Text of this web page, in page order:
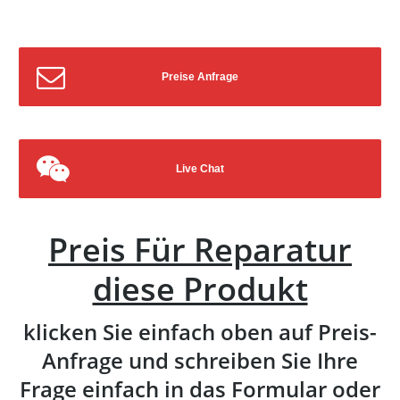
Preise Anfrage
Live Chat
Preis Für Reparatur
diese Produkt
klicken Sie einfach oben auf Preis-
Anfrage und schreiben Sie Ihre
Frage einfach in das Formular oder